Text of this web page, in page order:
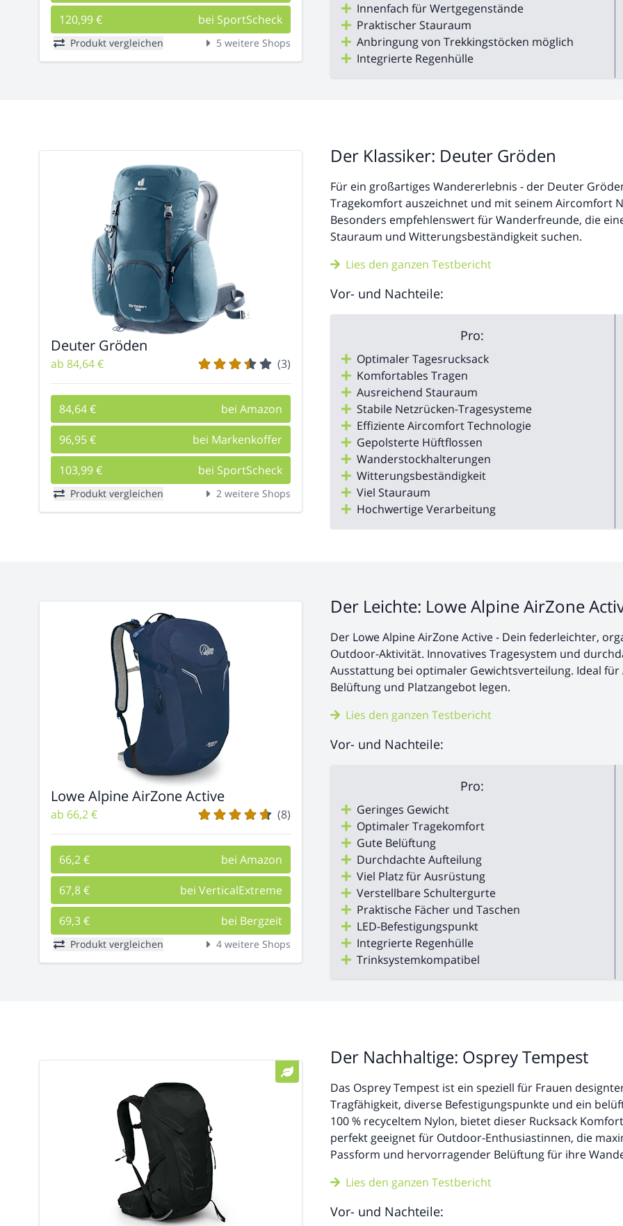
120,99 €
bei SportScheck
Produkt vergleichen 5 weitere Shops
Innenfach für Wertgegenstände
Praktischer Stauraum
Anbringung von Trekkingstöcken möglich
Integrierte Regenhülle
Deuter Gröden
ab 84,64 € (3)
84,64 €
bei Amazon
96,95 €
bei Markenkoffer
103,99 €
bei SportScheck
Produkt vergleichen 2 weitere Shops
Der Klassiker: Deuter Gröden
Für ein großartiges Wandererlebnis - der Deuter
Tragekomfort auszeichnet und mit seinem Aircomfort
Besonders empfehlenswert für Wanderfreunde, die
Stauraum und Witterungsbeständigkeit suchen.
Lies den ganzen Testbericht
Vor- und Nachteile:
Pro:
Optimaler Tagesrucksack
Komfortables Tragen
Ausreichend Stauraum
Stabile Netzrücken-Tragesysteme
Effiziente Aircomfort Technologie
Gepolsterte Hüftflossen
Wanderstockhalterungen
Witterungsbeständigkeit
Viel Stauraum
Hochwertige Verarbeitung
Lowe Alpine AirZone Active
ab 66,2 € (8)
66,2 €
bei Amazon
67,8 €
bei VerticalExtreme
69,3 €
bei Bergzeit
Produkt vergleichen 4 weitere Shops
Der Leichte: Lowe Alpine AirZone
Der Lowe Alpine AirZone Active - Dein federleichter,
Outdoor-Aktivität. Innovatives Tragesystem und
Ausstattung bei optimaler Gewichtsverteilung. Ideal
Belüftung und Platzangebot legen.
Lies den ganzen Testbericht
Vor- und Nachteile:
Pro:
Geringes Gewicht
Optimaler Tragekomfort
Gute Belüftung
Durchdachte Aufteilung
Viel Platz für Ausrüstung
Verstellbare Schultergurte
Praktische Fächer und Taschen
LED-Befestigungspunkt
Integrierte Regenhülle
Trinksystemkompatibel
Der Nachhaltige: Osprey Tempest
Das Osprey Tempest ist ein speziell für Frauen
Tragfähigkeit, diverse Befestigungspunkte und ein
100 % recyceltem Nylon, bietet dieser Rucksack
perfekt geeignet für Outdoor-Enthusiastinnen, die
Passform und hervorragender Belüftung für ihre
Lies den ganzen Testbericht
Vor- und Nachteile: